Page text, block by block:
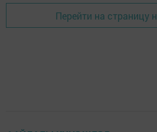
Перейти на страницу